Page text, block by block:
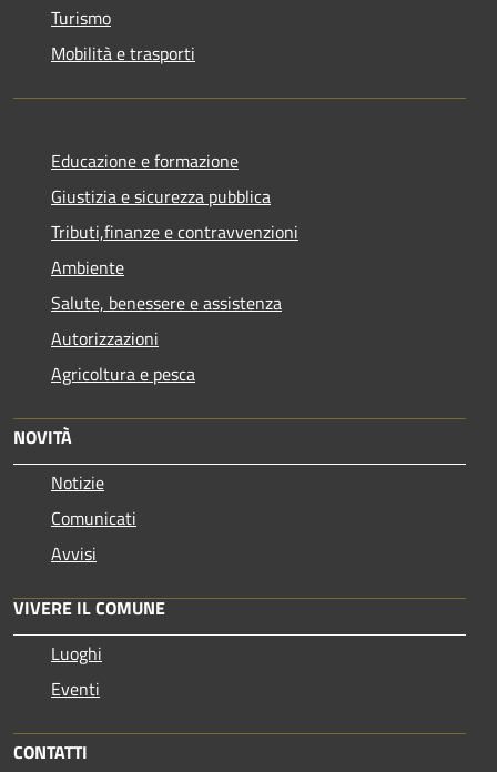
Turismo
Mobilità e trasporti
Educazione e formazione
Giustizia e sicurezza pubblica
Tributi,finanze e contravvenzioni
Ambiente
Salute, benessere e assistenza
Autorizzazioni
Agricoltura e pesca
NOVITÀ
Notizie
Comunicati
Avvisi
VIVERE IL COMUNE
Luoghi
Eventi
CONTATTI